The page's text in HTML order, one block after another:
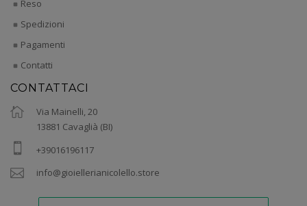
Reso
Spedizioni
Pagamenti
Contatti
CONTATTACI
Via Mainelli, 20
13881 Cavaglià (BI)
+39016196117
info@gioiellerianicolello.store